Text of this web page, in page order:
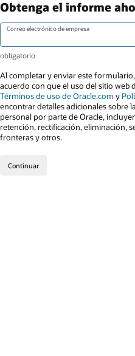
Obtenga el informe
Correo electrónico de empresa
Al completar y enviar este
acuerdo con que el uso del sitio web
Términos de uso de Oracle.com y
encontrar detalles adicionales sobre
personal por parte de Oracle,
retención, rectificación, eliminación,
fronteras y otros.
Continuar